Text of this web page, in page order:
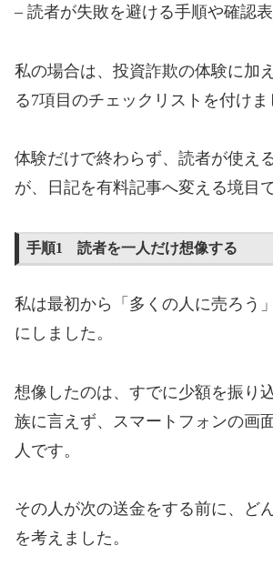
– 読者が失敗を避ける手順や確認
私の場合は、投資詐欺の体験に加
る7項目のチェックリストを付けま
体験だけで終わらず、読者が使え
が、日記を有料記事へ変える境目
手順1 読者を一人だけ想像する
私は最初から「多くの人に売ろう
にしました。
想像したのは、すでに少額を振り
族に言えず、スマートフォンの画
人です。
その人が次の送金をする前に、ど
を考えました。